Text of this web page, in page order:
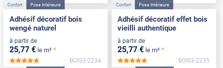
Confort Pose Intérieure
Adhésif décoratif bois
wengé naturel
à partir de
25,77 € le m² *
*****
BOIS3-2234
Confort Pose Intérieure
Adhésif décoratif effet bois
vieilli authentique
à partir de
25,77 € le m² *
BOIS3-2235